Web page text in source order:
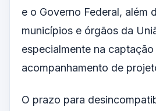
e o Governo Federal, além
municípios e órgãos da
especialmente na
acompanhamento de
O prazo para